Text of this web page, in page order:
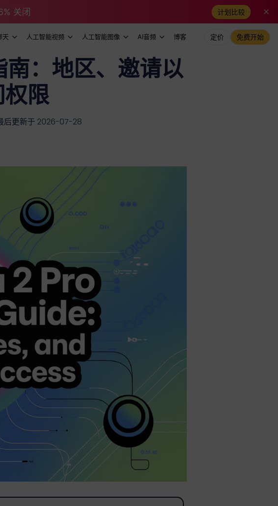
关闭 计划比较
天 人工智能视频 人工智能图像 AI音频 博客 定价 免费开始
：地区、邀请以
限
后更新于 2026-07-28